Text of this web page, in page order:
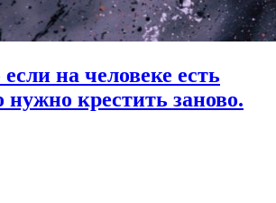
на человеке есть
нужно крестить заново.